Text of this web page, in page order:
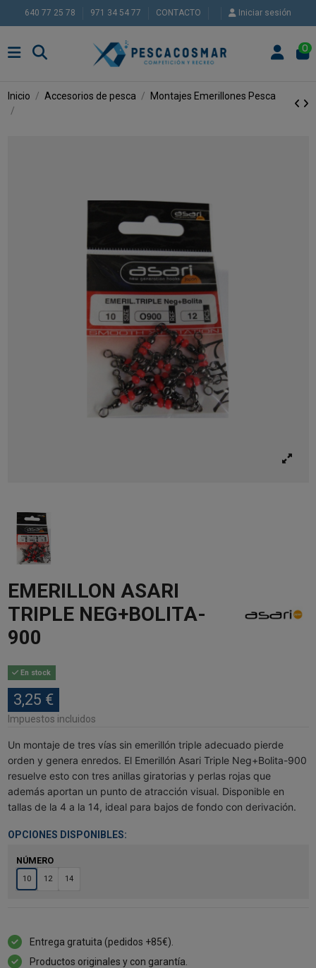
640 77 25 78 971 34 54 77 CONTACTO Iniciar sesión
0
Inicio Accesorios de pesca Montajes Emerillones Pesca
EMERILLON ASARI
TRIPLE NEG+BOLITA-
900
En stock
3,25 €
Impuestos incluidos
Un montaje de tres vías sin emerillón triple adecuado pierde
orden y genera enredos. El Emerillón Asari Triple Neg+Bolita-900
resuelve esto con tres anillas giratorias y perlas rojas que
además aportan un punto de atracción visual. Disponible en
tallas de la 4 a la 14, ideal para bajos de fondo con derivación.
OPCIONES DISPONIBLES:
NÚMERO
10 12 14
Entrega gratuita (pedidos +85€).
Productos originales y con garantía.